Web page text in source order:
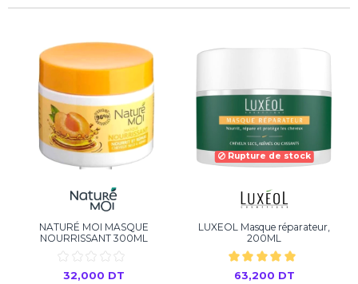
NATURÉ MOI MASQUE
NOURRISSANT 300ML
32,000 DT
Rupture de stock
LUXEOL Masque réparateur,
200ML
63,200 DT